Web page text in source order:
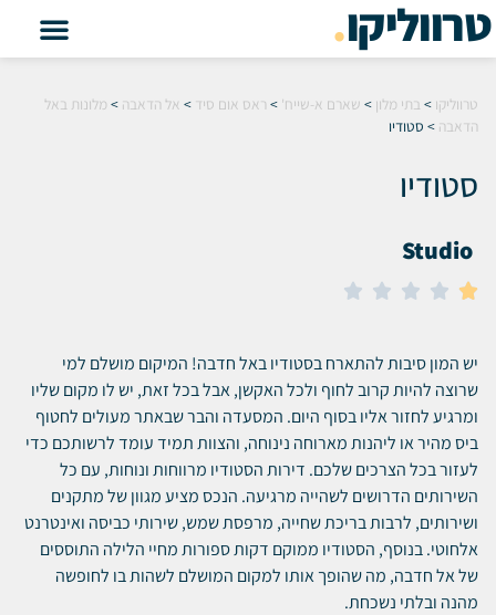
טרווליקו.
טרווליקו > בתי מלון > שארם א-שייח' > ראס אום סיד > אל הדאבה > מלונות באל
הדאבה > סטודיו
סטודיו
Studio





יש המון סיבות להתארח בסטודיו באל חדבה! המיקום מושלם למי
שרוצה להיות קרוב לחוף ולכל האקשן, אבל בכל זאת, יש לו מקום שליו
ומרגיע לחזור אליו בסוף היום. המסעדה והבר שבאתר מעולים לחטוף
ביס מהיר או ליהנות מארוחה נינוחה, והצוות תמיד עומד לרשותכם כדי
לעזור בכל הצרכים שלכם. דירות הסטודיו מרווחות ונוחות, עם כל
השירותים הדרושים לשהייה מרגיעה. הנכס מציע מגוון של מתקנים
ושירותים, לרבות בריכת שחייה, מרפסת שמש, שירותי כביסה ואינטרנט
אלחוטי.בנוסף, הסטודיו ממוקם דקות ספורות מחיי הלילה התוססים
של אל חדבה, מה שהופך אותו למקום המושלם לשהות בו לחופשה
מהנה ובלתי נשכחת.